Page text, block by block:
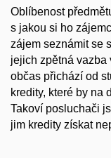
Oblíbenost
s jakou si ho
zájem seznámit se
jejich zpětná vazba
občas přichází od
kredity, které by na
Takoví posluchači
jim kredity získat